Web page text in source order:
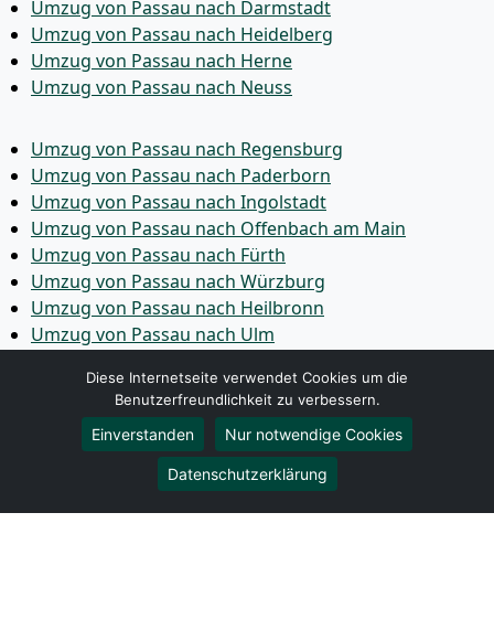
Umzug von Passau nach Darmstadt
Umzug von Passau nach Heidelberg
Umzug von Passau nach Herne
Umzug von Passau nach Neuss
Umzug von Passau nach Regensburg
Umzug von Passau nach Paderborn
Umzug von Passau nach Ingolstadt
Umzug von Passau nach Offenbach am Main
Umzug von Passau nach Fürth
Umzug von Passau nach Würzburg
Umzug von Passau nach Heilbronn
Umzug von Passau nach Ulm
Umzug von Passau nach Wolfsburg
Umzug von Passau nach Bottrop
Umzug von Passau nach Göttingen
Umzug von Passau nach Reutlingen
Umzug von Passau nach Bremer­haven
Umzug von Passau nach Koblenz
Diese Internetseite verwendet Cookies um die
Benutzerfreundlichkeit zu verbessern.
Einverstanden Nur notwendige Cookies
Datenschutzerklärung